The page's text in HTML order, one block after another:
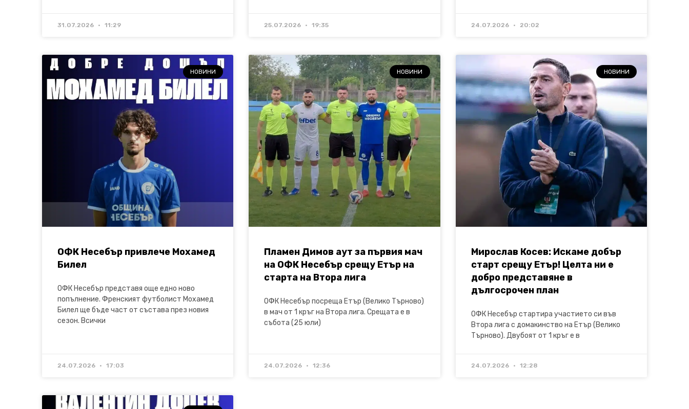
31.07.2026 11:29 25.07.2026 19:35 24.07.2026 20:02
НОВИНИ
ОФК Несебър привлече Мохамед
Билел
ОФК Несебър представя още едно ново
попълнение. Френският футболист Мохамед
Билел ще бъде част от състава през новия
сезон. Всички
24.07.2026 17:03
НОВИНИ
Пламен Димов аут за първия мач
на ОФК Несебър срещу Етър на
старта на Втора лига
ОФК Несебър посреща Етър (Велико Търново)
в мач от 1 кръг на Втора лига. Срещата е в
събота (25 юли)
24.07.2026 12:36
НОВИНИ
Мирослав Косев: Искаме добър
старт срещу Етър! Целта ни е
добро представяне в
дългосрочен план
ОФК Несебър стартира участието си във
Втора лига с домакинство на Етър (Велико
Търново). Двубоят от 1 кръг е в
24.07.2026 12:28